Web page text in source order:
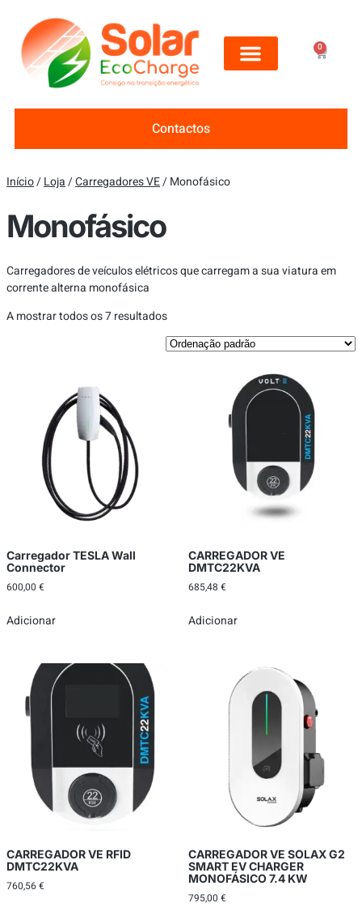
0
Contactos
Início/Loja/Carregadores VE/ Monofásico
Monofásico
Carregadores de veículos elétricos que carregam a sua viatura em
corrente alterna monofásica
A mostrar todos os 7 resultados
Carregador TESLA Wall
Connector
600,00 €
Adicionar
CARREGADOR VE
DMTC22KVA
685,48 €
Adicionar
CARREGADOR VE RFID
DMTC22KVA
760,56€
CARREGADOR VE SOLAX G2
SMART EV CHARGER
MONOFÁSICO 7.4 KW
795,00 €